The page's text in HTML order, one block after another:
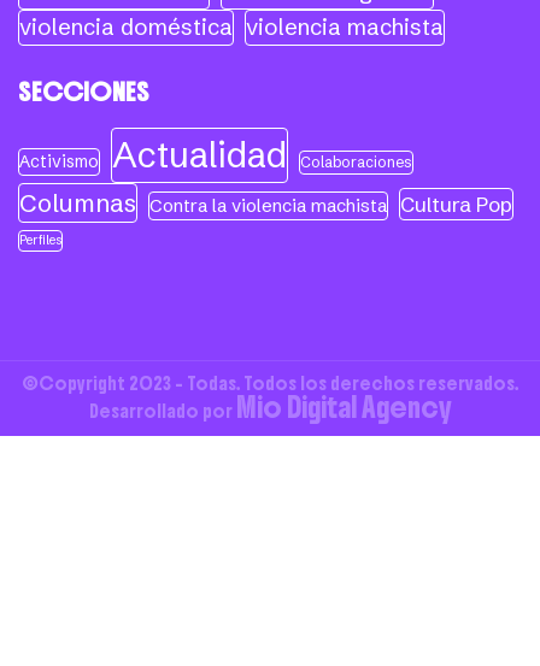
violencia doméstica violencia machista
SECCIONES
Activismo Actualidad Colaboraciones
Columnas Contra la violencia machista Cultura Pop
Perfiles
©Copyright 2023 - Todas. Todos los derechos reservados.
Desarrollado por Mio Digital Agency